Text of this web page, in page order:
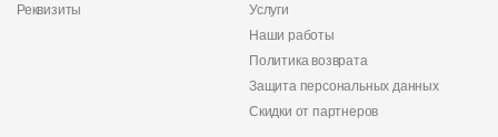
Реквизиты
Услуги
Наши работы
Политика возврата
Защита персональных данных
Скидки от партнеров